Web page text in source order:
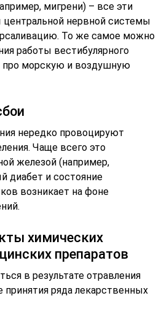
мигрени) – все эти
центральной нервной системы
То же самое можно
работы вестибулярного
про морскую и воздушную
нередко провоцируют
Чаще всего это
железой (например,
диабет и состояние
возникает на фоне
химических
препаратов
в результате отравления
принятия ряда лекарственных